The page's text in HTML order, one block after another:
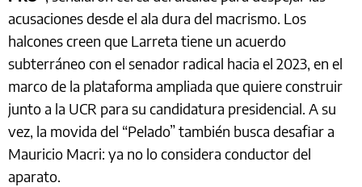
acusaciones desde el ala dura del macrismo. Los
halcones creen que Larreta tiene un acuerdo
subterráneo con el senador radical hacia el 2023, en el
marco de la plataforma ampliada que quiere construir
junto a la UCR para su candidatura presidencial. A su
vez, la movida del “Pelado” también busca desafiar a
Mauricio Macri: ya no lo considera conductor del
aparato.